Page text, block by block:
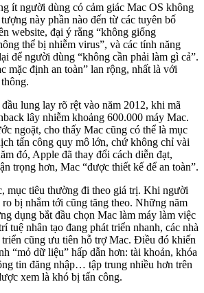
ít người dùng có cảm giác Mac OS không
này phần nào đến từ các tuyên bố
website, đại ý rằng “không giống
thể bị nhiễm virus”, và các tính năng
để người dùng “không cần phải làm gì cả”.
mặc định an toàn” lan rộng, nhất là với
lung lay rõ rệt vào năm 2012, khi mã
lây nhiễm khoảng 600.000 máy Mac.
ngoặt, cho thấy Mac cũng có thể là mục
tấn công quy mô lớn, chứ không chỉ vài
đó, Apple đã thay đổi cách diễn đạt,
trọng hơn, Mac “được thiết kế để an toàn”.
mục tiêu thường đi theo giá trị. Khi người
bị nhắm tới cũng tăng theo. Những năm
dụng bắt đầu chọn Mac làm máy làm việc
tuệ nhân tạo đang phát triển nhanh, các nhà
triển cũng ưu tiên hỗ trợ Mac. Điều đó khiến
“mỏ dữ liệu” hấp dẫn hơn: tài khoản, khóa
tin đăng nhập… tập trung nhiều hơn trên
xem là khó bị tấn công.